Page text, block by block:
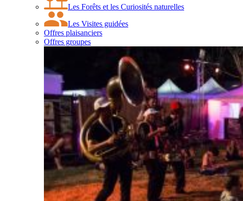
Les Forêts et les Curiosités naturelles
Les Visites guidées
Offres plaisanciers
Offres groupes